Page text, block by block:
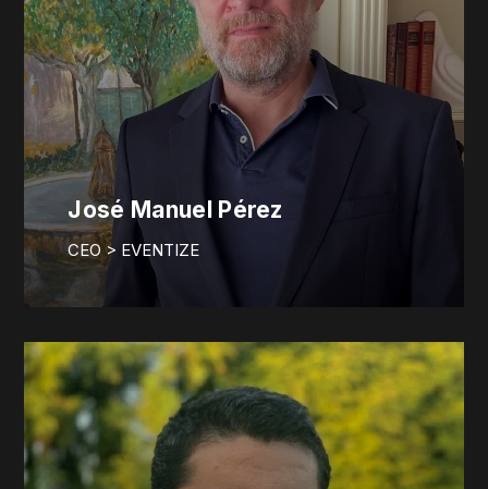
José Manuel Pérez
CEO > EVENTIZE